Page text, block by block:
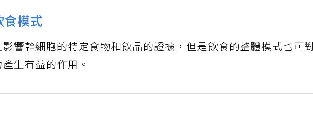
食模式
響幹細胞的特定食物和飲品的證據，但是飲食的整體模式也可
生有益的作用。